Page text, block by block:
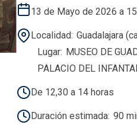
13 de Mayo de 2026 a
Localidad Guadalajara
Lugar MUSEO DE
PALACIO DEL
De 12,30 a 14 horas
Duración estimada 90